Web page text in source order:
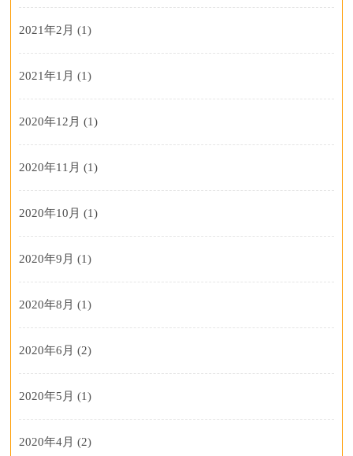
2021年2月 (1)
2021年1月 (1)
2020年12月 (1)
2020年11月 (1)
2020年10月 (1)
2020年9月 (1)
2020年8月 (1)
2020年6月 (2)
2020年5月 (1)
2020年4月 (2)